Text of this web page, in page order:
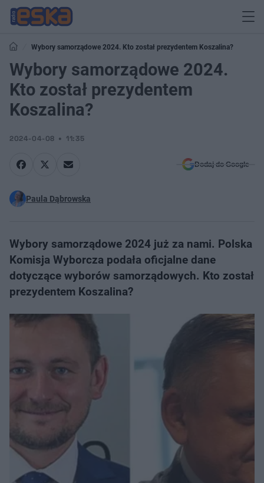
Wybory samorządowe 2024. Kto został prezydentem Koszalina?
Wybory samorządowe 2024.
Kto został prezydentem
Koszalina?
2024-04-08 11:35
Dodaj do Google
Paula Dąbrowska
Wybory samorządowe 2024 już za nami. Polska
Komisja Wyborcza podała oficjalne dane
dotyczące wyborów samorządowych. Kto został
prezydentem Koszalina?